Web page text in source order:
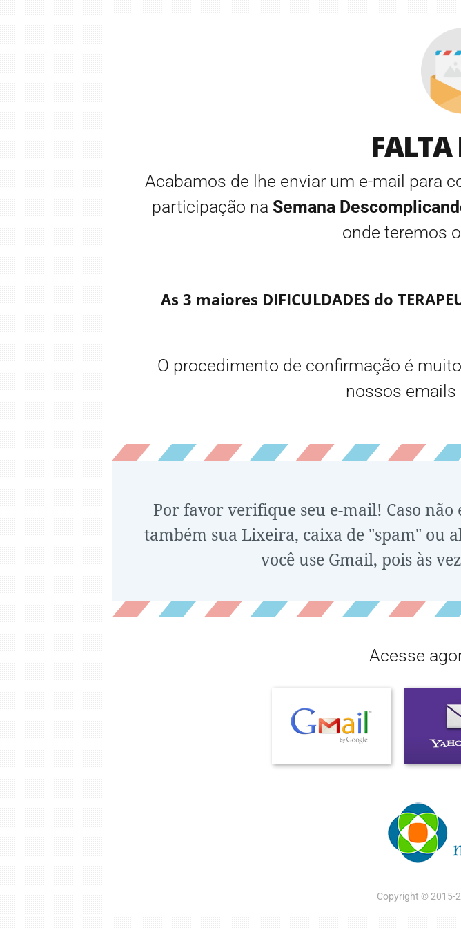
FALTA
Acabamos de lhe enviar um e-mail para
participação na Semana
onde teremos
As 3 maiores DIFICULDADES do
O procedimento de confirmação é
nossos emails
Por favor verifique seu e-mail! Caso
também sua Lixeira, caixa de "spam" ou
você use Gmail, pois às
Acesse
Copyright © 2015-